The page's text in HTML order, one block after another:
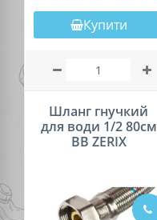
Купити
Шланг гнучкий
для води 1/2 80см
ВВ ZERIX